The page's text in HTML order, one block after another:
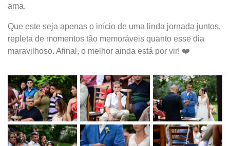
ama.
Que este seja apenas o início de uma linda jornada juntos,
repleta de momentos tão memoráveis quanto esse dia
maravilhoso. Afinal, o melhor ainda está por vir! ❤️